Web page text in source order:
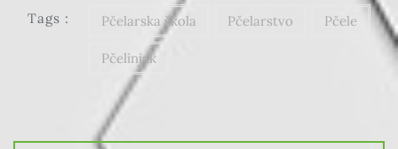
Tags : Pčelarska škola Pčelarstvo Pčele
Pčelinjak